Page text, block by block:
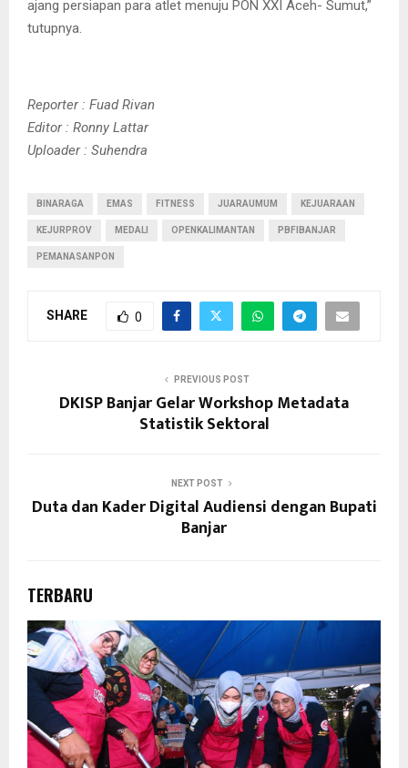
ajang persiapan para atlet menuju PON XXI Aceh- Sumut,”
tutupnya.
Reporter : Fuad Rivan
Editor : Ronny Lattar
Uploader : Suhendra
BINARAGA EMAS FITNESS JUARAUMUM KEJUARAAN
KEJURPROV MEDALI OPENKALIMANTAN PBFIBANJAR
PEMANASANPON
SHARE 0
PREVIOUS POST
DKISP Banjar Gelar Workshop Metadata
Statistik Sektoral
NEXT POST
Duta dan Kader Digital Audiensi dengan Bupati
Banjar
TERBARU